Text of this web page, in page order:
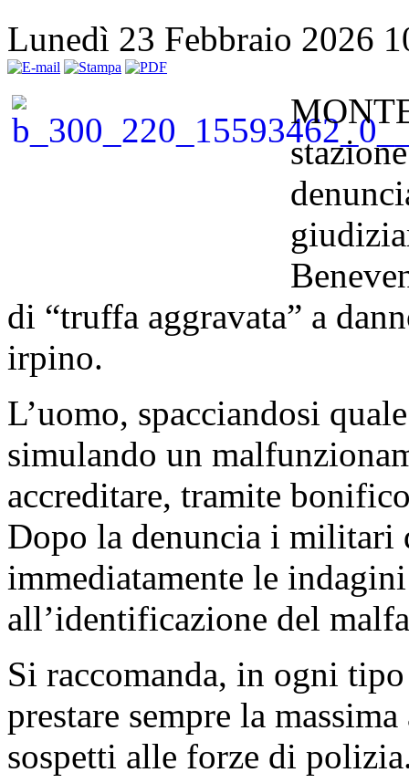
Lunedì 23 Febbraio 2026
di “truffa aggravata” a
irpino.
L’uomo, spacciandosi
simulando un
accreditare, tramite
Dopo la denuncia i militari
immediatamente le
all’identificazione del
Si raccomanda, in ogni
prestare sempre la
sospetti alle forze di